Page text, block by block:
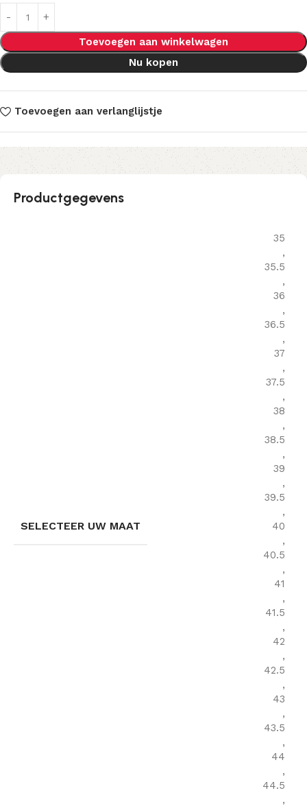
Toevoegen aan winkelwagen
Nu kopen
Toevoegen aan verlanglijstje
Productgegevens
SELECTEER UW MAAT
35
,
35.5
,
36
,
36.5
,
37
,
37.5
,
38
,
38.5
,
39
,
39.5
,
40
,
40.5
,
41
,
41.5
,
42
,
42.5
,
43
,
43.5
,
44
,
44.5
,